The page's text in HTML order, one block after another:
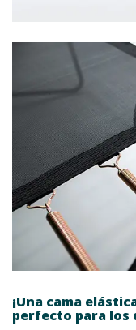
¡Una cama
perfecto para los